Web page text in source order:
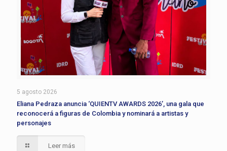
5 agosto 2026
Eliana Pedraza anuncia ‘QUIENTV AWARDS 2026’, una gala que
reconocerá a figuras de Colombia y nominará a artistas y
personajes
Leer más